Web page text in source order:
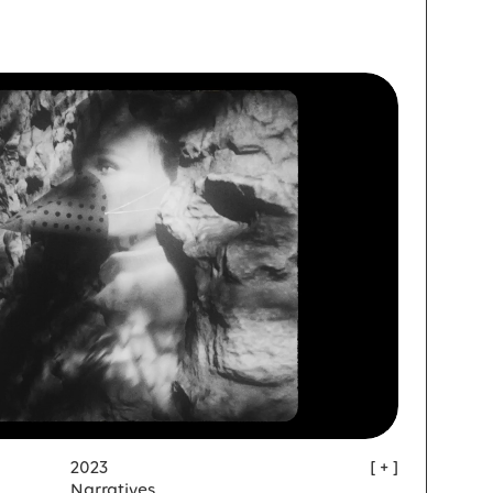
2023